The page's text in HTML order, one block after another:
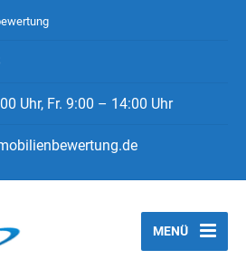
Uhr, Fr. 9:00 – 14:00 Uhr
MENÜ